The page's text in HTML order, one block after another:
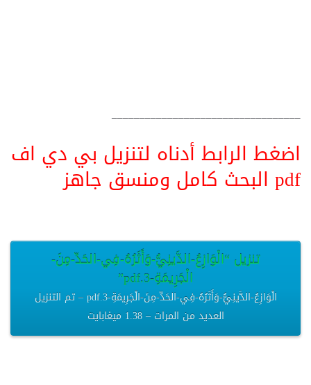
__________________________________
اضغط الرابط أدناه لتنزيل بي دي اف
pdf البحث كامل ومنسق جاهز
تنزيل “الْوَازِعُ-الدَّينِيُّ-وَأَثَرُهُ-فِي-الحَدِّ-مِنَ-
الْجَرِيمَةِ-3.pdf”
الْوَازِعُ-الدَّينِيُّ-وَأَثَرُهُ-فِي-الحَدِّ-مِنَ-الْجَرِيمَةِ-3.pdf – تم التنزيل
العديد من المرات – 1.38 ميغابايت